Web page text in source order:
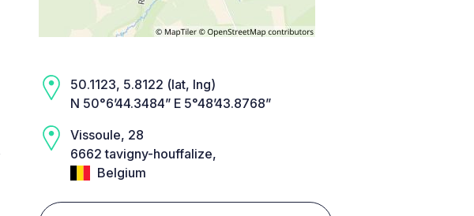
50.1123, 5.8122 (lat, lng)
N 50°6’44.3484” E 5°48’43.8768”
Vissoule, 28
6662 tavigny-houffalize,
Belgium